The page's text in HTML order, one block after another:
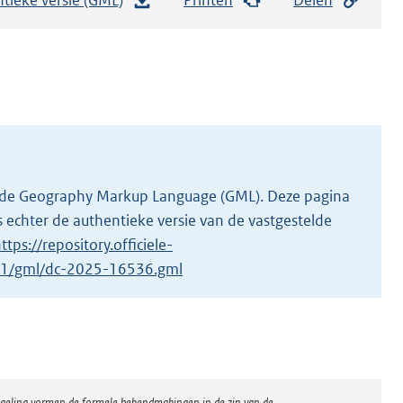
n
g
r
o
o
Markup Language (GML). Deze pagina
de authentieke versie van de vastgestelde
repository.officiele-
gml/dc-2025-16536.gml